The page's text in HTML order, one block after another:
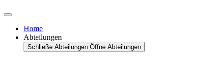
Home
Abteilungen
Schließe Abteilungen Öffne Abteilungen